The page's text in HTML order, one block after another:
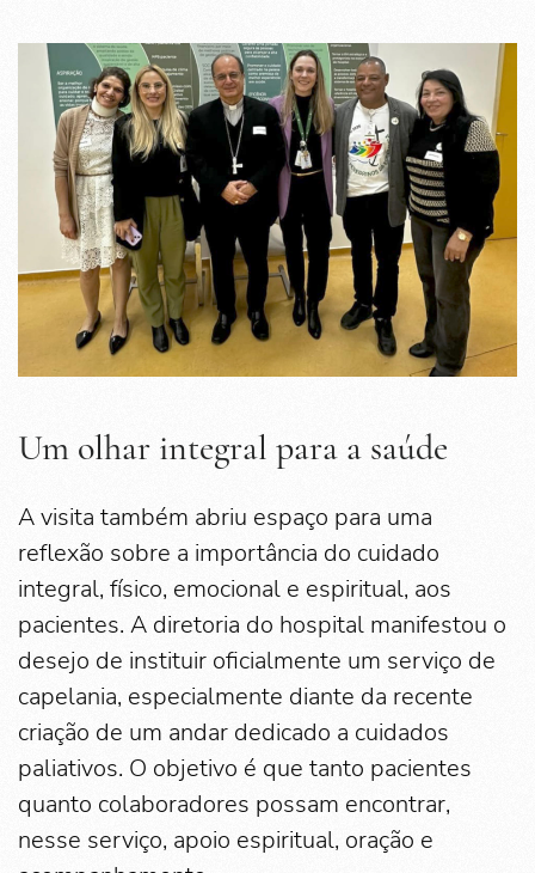
Um olhar integral para a saúde
A visita também abriu espaço para uma
reflexão sobre a importância do cuidado
integral, físico, emocional e espiritual, aos
pacientes. A diretoria do hospital manifestou o
desejo de instituir oficialmente um serviço de
capelania, especialmente diante da recente
criação de um andar dedicado a cuidados
paliativos. O objetivo é que tanto pacientes
quanto colaboradores possam encontrar,
nesse serviço, apoio espiritual, oração e